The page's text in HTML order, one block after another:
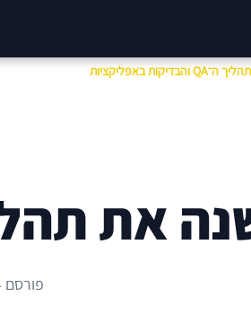
פורסם 04 יוני 2026